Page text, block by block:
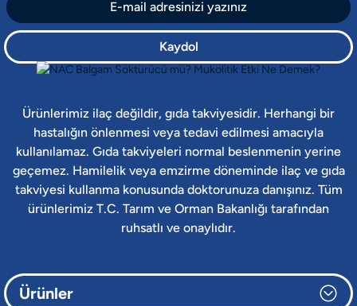
Kaydol
Ürünlerimiz ilaç değildir, gıda takviyesidir. Herhangi bir
hastalığın önlenmesi veya tedavi edilmesi amacıyla
kullanılamaz. Gıda takviyeleri normal beslenmenin yerine
geçemez. Hamilelik veya emzirme döneminde ilaç ve gıda
takviyesi kullanma konusunda doktorunuza danışınız. Tüm
ürünlerimiz T.C. Tarım ve Orman Bakanlığı tarafından
ruhsatlı ve onaylıdır.
Ürünler